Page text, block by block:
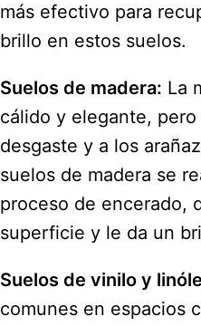
más efectivo para
brillo en estos suelos.
Suelos de madera: La
cálido y elegante,
desgaste y a los
suelos de madera se
proceso de encerado,
superficie y le da un
Suelos de vinilo y
comunes en espacios